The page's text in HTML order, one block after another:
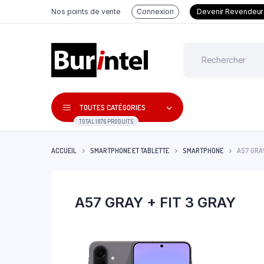
Nos points de vente Connexion Devenir Revendeur
TOUTES CATÉGORIES
TOTAL 1876 PRODUITS
ACCUEIL SMARTPHONE ET TABLETTE SMARTPHONE A57
A57 GRAY + FIT 3 GRAY